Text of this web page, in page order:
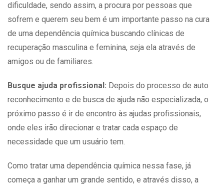
dificuldade, sendo assim, a procura por pessoas que
sofrem e querem seu bem é um importante passo na cura
de uma dependência química buscando clínicas de
recuperação masculina e feminina, seja ela através de
amigos ou de familiares.
Busque ajuda profissional: Depois do processo de auto
reconhecimento e de busca de ajuda não especializada, o
próximo passo é ir de encontro às ajudas profissionais,
onde eles irão direcionar e tratar cada espaço de
necessidade que um usuário tem.
Como tratar uma dependência química nessa fase, já
começa a ganhar um grande sentido, e através disso, a